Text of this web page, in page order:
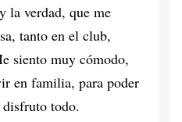
la verdad, que me
tanto en el club,
siento muy cómodo,
en familia, para poder
todo.